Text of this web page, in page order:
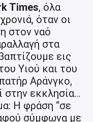
Times, όλα
όταν οι
στον ναό
στα
εις
Υιού και του
Αράνγκο,
στην εκκλησία…
Η φράση “σε
σύμφωνα με